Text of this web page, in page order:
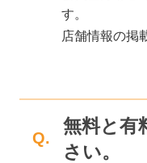
す。
店舗情報の掲
Q.
無料と有
さい。